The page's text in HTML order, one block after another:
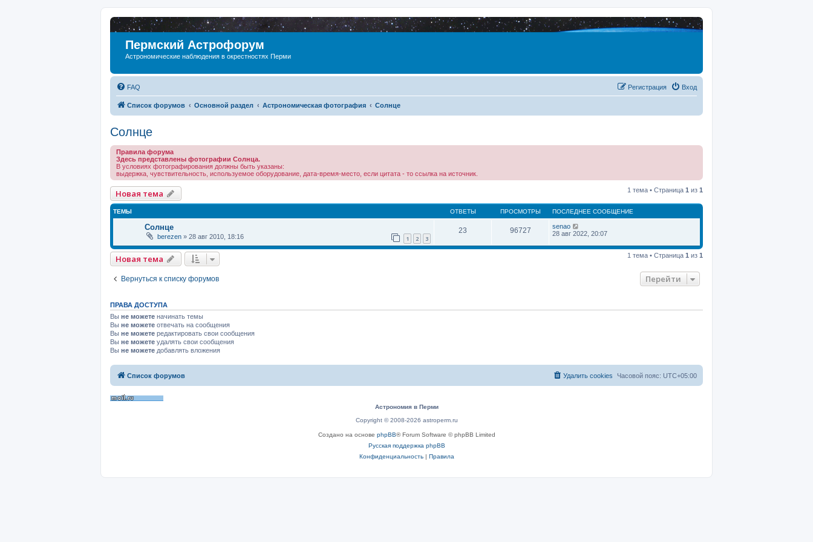
Пермский Астрофорум
Астрономические наблюдения в окрестностях Перми
FAQ Вход
Регистрация
Список форумов Основной раздел Астрономическая фотография Солнце
Солнце
Правила форума
Здесь представлены фотографии Солнца.
В условиях фотографирования должны быть указаны:
выдержка, чувствительность, используемое оборудование, дата-время-место, если цитата - то ссылка на источник.
Новая тема 1 тема • Страница 1 из 1
ТЕМЫ ОТВЕТЫ ПРОСМОТРЫ ПОСЛЕДНЕЕ СООБЩЕНИЕ
Солнце
berezen » 28 авг 2010, 18:16 1 2 3
23 96727
senao
28 авг 2022, 20:07
Новая тема 1 тема • Страница 1 из 1
Вернуться к списку форумов Перейти
ПРАВА ДОСТУПА
Вы не можете начинать темы
Вы не можете отвечать на сообщения
Вы не можете редактировать свои сообщения
Вы не можете удалять свои сообщения
Вы не можете добавлять вложения
Список форумов Часовой пояс: UTC+05:00
Удалить cookies
Астрономия в Перми
Copyright © 2008-2026 astroperm.ru
Создано на основе phpBB® Forum Software © phpBB Limited
Русская поддержка phpBB
Конфиденциальность| Правила